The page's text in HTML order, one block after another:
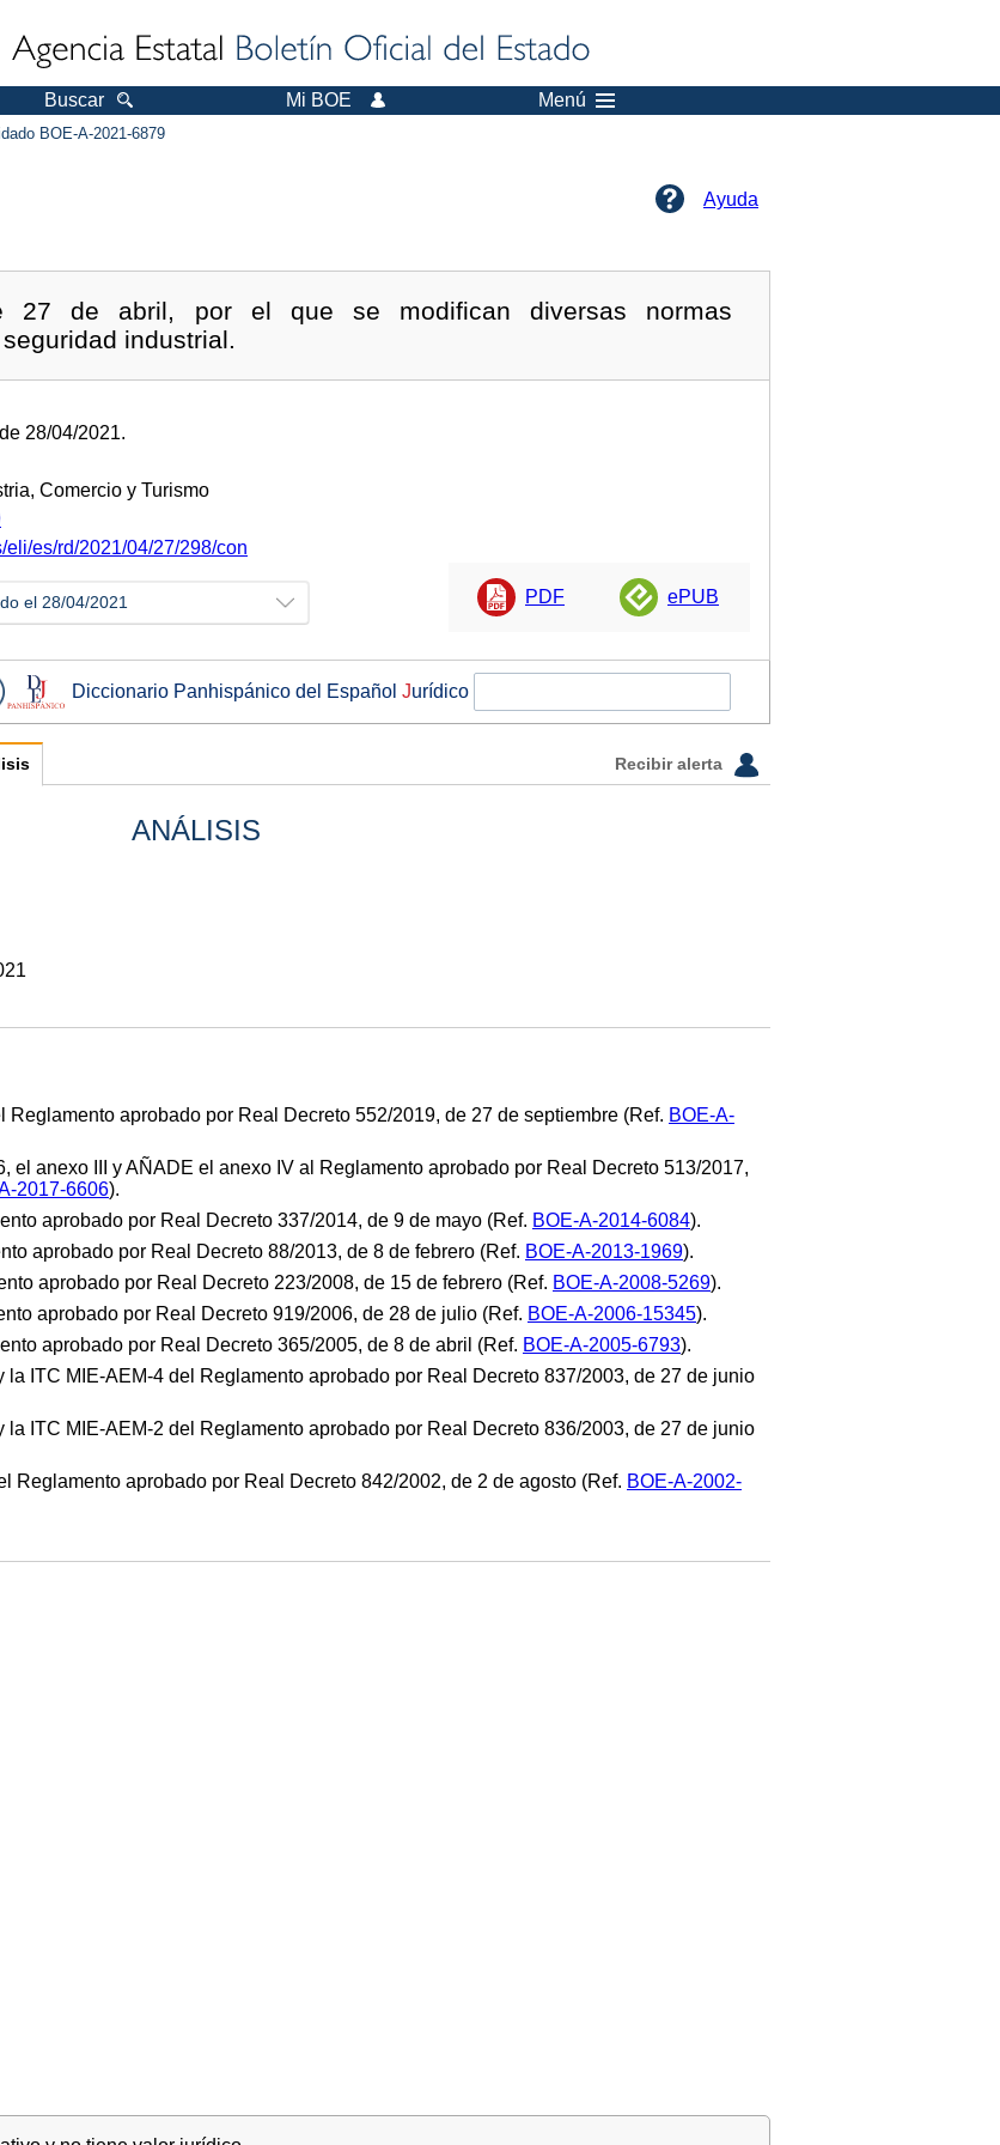
Buscar Mi BOE Menú
BOE-A-2021-6879
Ayuda
27 de abril, por el que se modifican diversas normas
industrial.
28/04/2021.
Comercio y Turismo
eli/es/rd/2021/04/27/298/con
el 28/04/2021 PDF ePUB
Diccionario Panhispánico del Español Jurídico
Recibir alerta
ANÁLISIS
Reglamento aprobado por Real Decreto 552/2019, de 27 de septiembre (Ref. BOE-A-
el anexo III y AÑADE el anexo IV al Reglamento aprobado por Real Decreto 513/2017,
2017-6606).
aprobado por Real Decreto 337/2014, de 9 de mayo (Ref. BOE-A-2014-6084).
aprobado por Real Decreto 88/2013, de 8 de febrero (Ref. BOE-A-2013-1969).
aprobado por Real Decreto 223/2008, de 15 de febrero (Ref. BOE-A-2008-5269).
aprobado por Real Decreto 919/2006, de 28 de julio (Ref. BOE-A-2006-15345).
aprobado por Real Decreto 365/2005, de 8 de abril (Ref. BOE-A-2005-6793).
la ITC MIE-AEM-4 del Reglamento aprobado por Real Decreto 837/2003, de 27 de junio
la ITC MIE-AEM-2 del Reglamento aprobado por Real Decreto 836/2003, de 27 de junio
Reglamento aprobado por Real Decreto 842/2002, de 2 de agosto (Ref. BOE-A-2002-